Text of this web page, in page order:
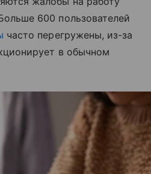
600 пользователей
часто перегружены, из-за
в обычном